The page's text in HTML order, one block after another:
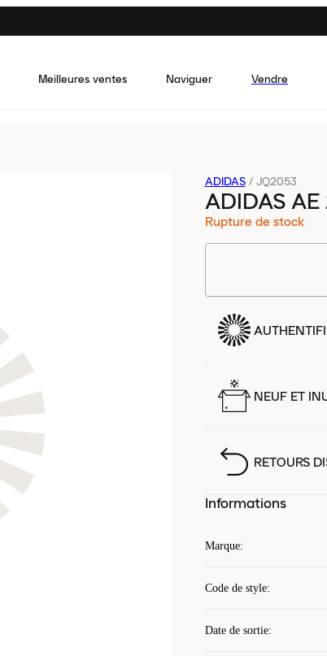
Meilleures ventes Naviguer Vendre
ADIDAS / JQ2053
ADIDAS AE
Rupture de stock
NEUF ET
RETOURS
Informations
Marque:
Code de style:
Date de sortie: